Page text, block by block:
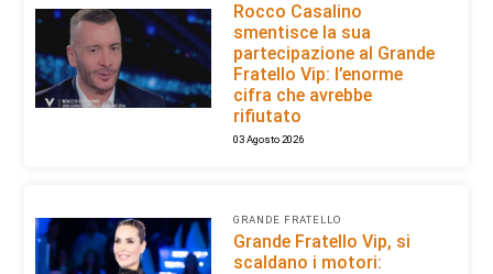
Rocco Casalino
smentisce la sua
partecipazione al Grande
Fratello Vip: l’enorme
cifra che avrebbe
rifiutato
03 Agosto 2026
GRANDE FRATELLO
Grande Fratello Vip, si
scaldano i motori: